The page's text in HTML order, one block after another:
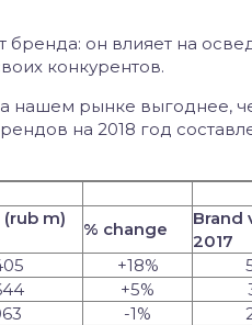
бренда: он влияет на
конкурентов.
нашем рынке выгоднее,
на 2018 год
(rub m)
% change
Brand
2017
+18%
+5%
-1%